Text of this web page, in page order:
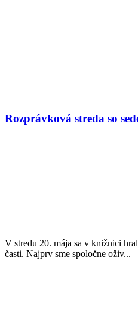
Rozprávková streda so
V stredu 20. mája sa v knižnici
časti. Najprv sme spoločne oživ...